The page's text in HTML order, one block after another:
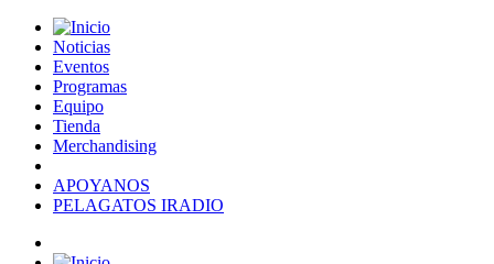
Noticias
Eventos
Programas
Equipo
Tienda
Merchandising
APOYANOS
PELAGATOS IRADIO